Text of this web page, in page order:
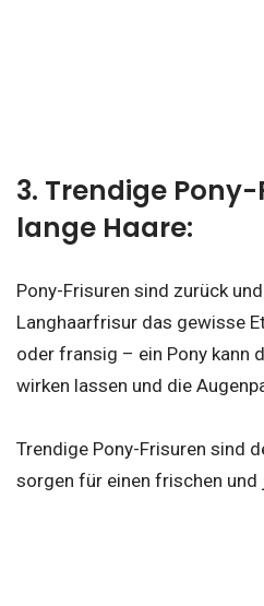
3. Trendige
lange Haare:
Pony-Frisuren sind zurück
Langhaarfrisur das gewisse
oder fransig – ein Pony kann
wirken lassen und die
Trendige Pony-Frisuren sind
sorgen für einen frischen und